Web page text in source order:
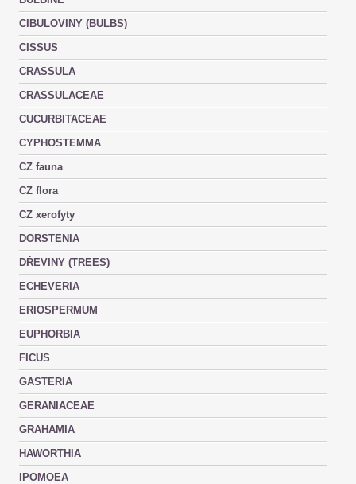
CIBULOVINY (BULBS)
CISSUS
CRASSULA
CRASSULACEAE
CUCURBITACEAE
CYPHOSTEMMA
CZ fauna
CZ flora
CZ xerofyty
DORSTENIA
DŘEVINY (TREES)
ECHEVERIA
ERIOSPERMUM
EUPHORBIA
FICUS
GASTERIA
GERANIACEAE
GRAHAMIA
HAWORTHIA
IPOMOEA